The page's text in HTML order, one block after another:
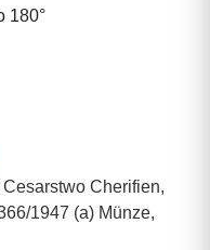
180°
Cherifien,
1947 (a) Münze,